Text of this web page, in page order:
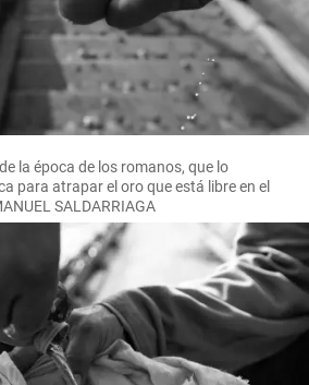
la época de los romanos, que lo
para atrapar el oro que está libre en el
SALDARRIAGA